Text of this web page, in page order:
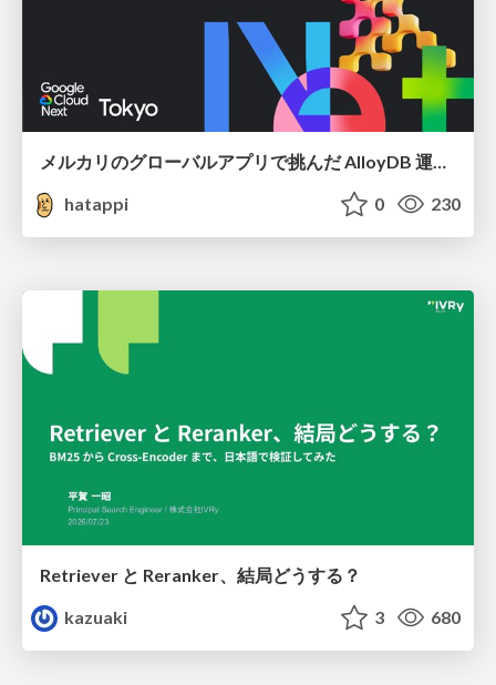
メルカリのグローバルアプリで挑んだ AlloyDB 運用と課題解決の実践記
hatappi
0 230
Retriever と Reranker、結局どうする？
kazuaki
3 680